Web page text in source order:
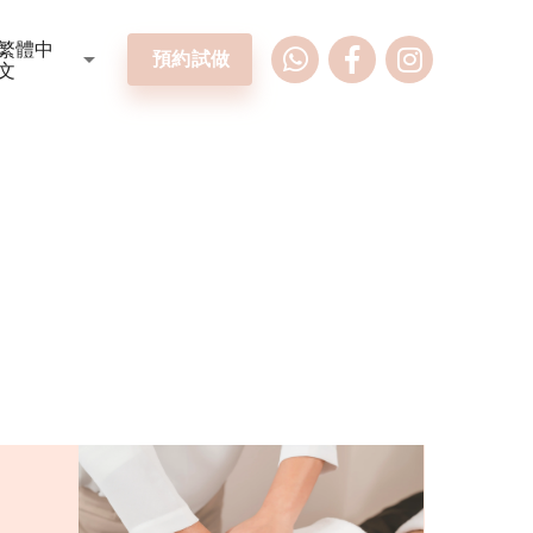
體中
arrow_drop_down 預約試做